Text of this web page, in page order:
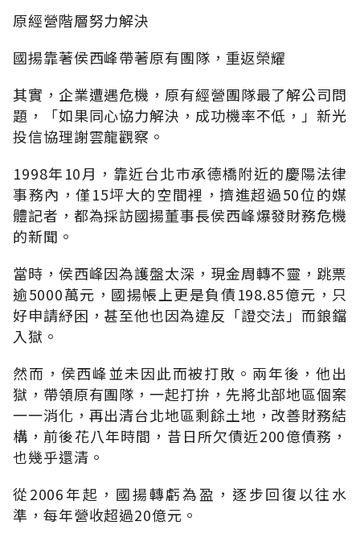
原經營階層努力解決
國揚靠著侯西峰帶著原有團隊，重返榮耀
其實，企業遭遇危機，原有經營團隊最了解公司問
題，「如果同心協力解決，成功機率不低，」新光
投信協理謝雲龍觀察。
1998年10月，靠近台北巿承德橋附近的慶陽法律
事務內，僅15坪大的空間裡，擠進超過50位的媒
體記者，都為採訪國揚董事長侯西峰爆發財務危機
的新聞。
當時，侯西峰因為護盤太深，現金周轉不靈，跳票
逾5000萬元，國揚帳上更是負債198.85億元，只
好申請紓困，甚至他也因為違反「證交法」而鋃鐺
入獄。
然而，侯西峰並未因此而被打敗。兩年後，他出
獄，帶領原有團隊，一起打拚，先將北部地區個案
一一消化，再出清台北地區剩餘土地，改善財務結
構，前後花八年時間，昔日所欠債近200億債務，
也幾乎還清。
從2006年起，國揚轉虧為盈，逐步回復以往水
準，每年營收超過20億元。